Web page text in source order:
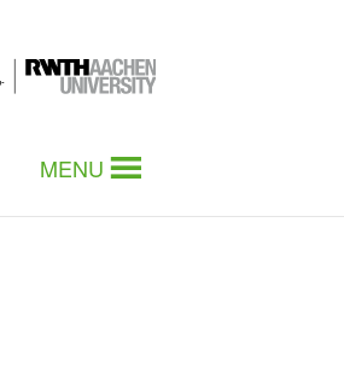
MENU